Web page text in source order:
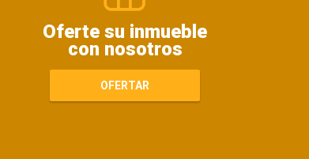
Oferte su inmueble
con nosotros
OFERTAR